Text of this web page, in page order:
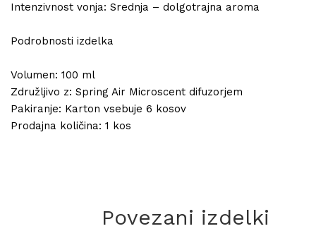
Intenzivnost vonja: Srednja – dolgotrajna aroma
Podrobnosti izdelka
Volumen: 100 ml
Združljivo z: Spring Air Microscent difuzorjem
Pakiranje: Karton vsebuje 6 kosov
Prodajna količina: 1 kos
Povezani izdelki